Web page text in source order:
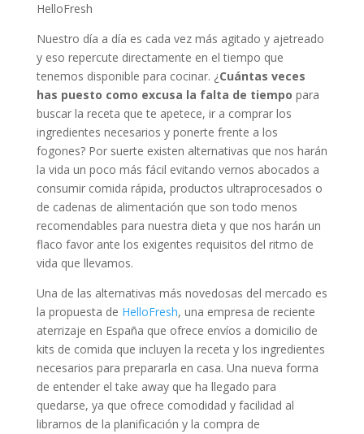
HelloFresh
Nuestro día a día es cada vez más agitado y ajetreado
y eso repercute directamente en el tiempo que
tenemos disponible para cocinar. ¿Cuántas veces
has puesto como excusa la falta de tiempo para
buscar la receta que te apetece, ir a comprar los
ingredientes necesarios y ponerte frente a los
fogones? Por suerte existen alternativas que nos harán
la vida un poco más fácil evitando vernos abocados a
consumir comida rápida, productos ultraprocesados o
de cadenas de alimentación que son todo menos
recomendables para nuestra dieta y que nos harán un
flaco favor ante los exigentes requisitos del ritmo de
vida que llevamos.
Una de las alternativas más novedosas del mercado es
la propuesta de HelloFresh, una empresa de reciente
aterrizaje en España que ofrece envíos a domicilio de
kits de comida que incluyen la receta y los ingredientes
necesarios para prepararla en casa. Una nueva forma
de entender el take away que ha llegado para
quedarse, ya que ofrece comodidad y facilidad al
librarnos de la planificación y la compra de